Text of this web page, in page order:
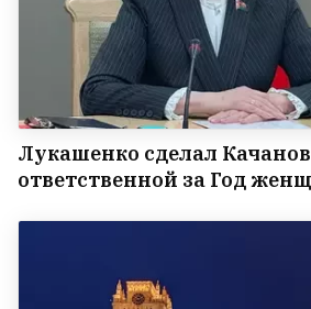
Лукашенко сделал
ответственной за Год